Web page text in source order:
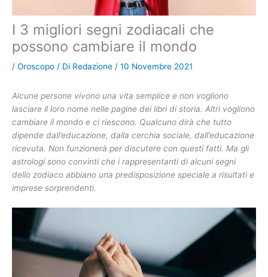
I 3 migliori segni zodiacali che
possono cambiare il mondo
/ Oroscopo / Di Redazione / 10 Novembre 2021
Alcune persone vivono una vita semplice e non vogliono
lasciare il loro nome nelle pagine dei libri di storia. Altri vogliono
cambiare il mondo e ci riescono. Qualcuno dirà che tutto
dipende dall’educazione, dalla cerchia sociale, dall’educazione
ricevuta. Non funzionerà per discutere con questi fatti. Ma gli
astrologi sono convinti che i rappresentanti di alcuni segni
dello zodiaco abbiano una predisposizione speciale a risultati e
imprese sorprendenti.